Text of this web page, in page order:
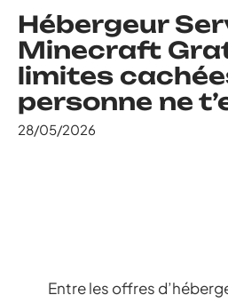
Hébergeur
Minecraft
limites
personne ne
28/05/2026
Entre les offres